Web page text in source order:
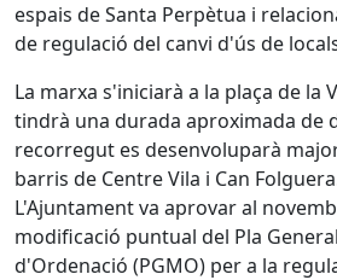
espais de Santa Perpètua i
de regulació del canvi d'ús de
La marxa s'iniciarà a la plaça de la
tindrà una durada aproximada de
recorregut es desenvoluparà
barris de Centre Vila i Can
L'Ajuntament va aprovar al
modificació puntual del Pla
d'Ordenació (PGMO) per a la